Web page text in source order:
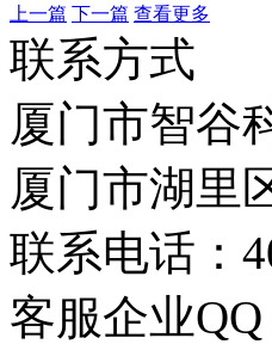
上一篇 下一篇 查看更多
联系方式
厦门市智谷
厦门市湖里
联系电话：
客服企业QQ